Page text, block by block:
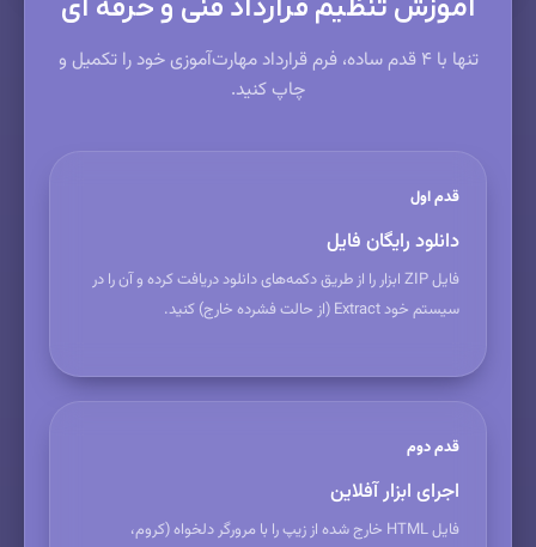
آموزش تنظیم قرارداد فنی و حرفه ای
تنها با ۴ قدم ساده، فرم قرارداد مهارت‌آموزی خود را تکمیل و
چاپ کنید.
قدم اول
دانلود رایگان فایل
فایل ZIP ابزار را از طریق دکمه‌های دانلود دریافت کرده و آن را در
سیستم خود Extract (از حالت فشرده خارج) کنید.
قدم دوم
اجرای ابزار آفلاین
فایل HTML خارج شده از زیپ را با مرورگر دلخواه (کروم،